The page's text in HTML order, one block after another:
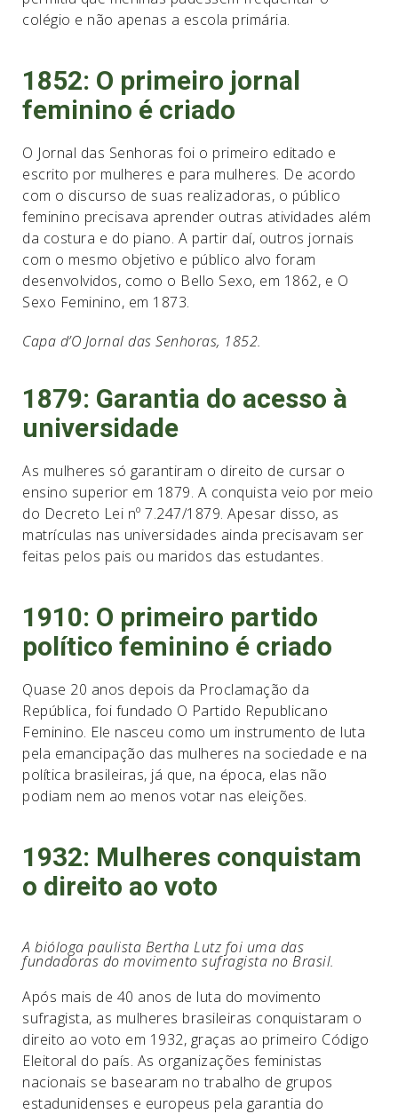
colégio e não apenas a escola primária.
1852: O primeiro jornal
feminino é criado
O Jornal das Senhoras foi o primeiro editado e
escrito por mulheres e para mulheres. De acordo
com o discurso de suas realizadoras, o público
feminino precisava aprender outras atividades além
da costura e do piano. A partir daí, outros jornais
com o mesmo objetivo e público alvo foram
desenvolvidos, como o Bello Sexo, em 1862, e O
Sexo Feminino, em 1873.
Capa d’O Jornal das Senhoras, 1852.
1879: Garantia do acesso à
universidade
As mulheres só garantiram o direito de cursar o
ensino superior em 1879. A conquista veio por meio
do Decreto Lei nº 7.247/1879. Apesar disso, as
matrículas nas universidades ainda precisavam ser
feitas pelos pais ou maridos das estudantes.
1910: O primeiro partido
político feminino é criado
Quase 20 anos depois da Proclamação da
República, foi fundado O Partido Republicano
Feminino. Ele nasceu como um instrumento de luta
pela emancipação das mulheres na sociedade e na
política brasileiras, já que, na época, elas não
podiam nem ao menos votar nas eleições.
1932: Mulheres conquistam
o direito ao voto
A bióloga paulista Bertha Lutz foi uma das
fundadoras do movimento sufragista no Brasil.
Após mais de 40 anos de luta do movimento
sufragista, as mulheres brasileiras conquistaram o
direito ao voto em 1932, graças ao primeiro Código
Eleitoral do país. As organizações feministas
nacionais se basearam no trabalho de grupos
estadunidenses e europeus pela garantia do